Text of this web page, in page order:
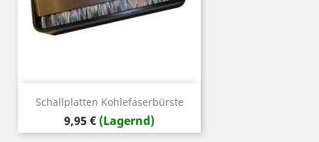
Schallplatten Kohlefaserbürste
Preis
9,95 € (Lagernd)